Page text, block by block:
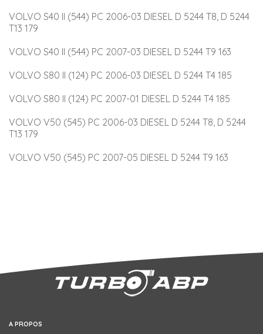
VOLVO S40 II (544) PC 2006-03 DIESEL D 5244 T8, D 5244
T13 179
VOLVO S40 II (544) PC 2007-03 DIESEL D 5244 T9 163
VOLVO S80 II (124) PC 2006-03 DIESEL D 5244 T4 185
VOLVO S80 II (124) PC 2007-01 DIESEL D 5244 T4 185
VOLVO V50 (545) PC 2006-03 DIESEL D 5244 T8, D 5244
T13 179
VOLVO V50 (545) PC 2007-05 DIESEL D 5244 T9 163
A PROPOS